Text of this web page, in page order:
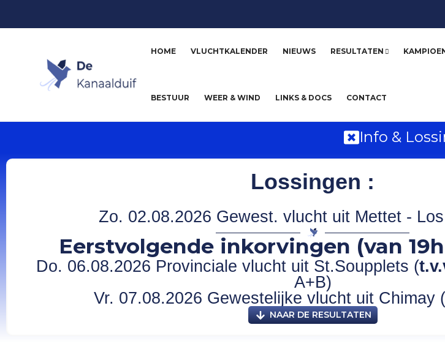
HOME VLUCHTKALENDER NIEUWS RESULTATEN
BESTUUR WEER & WIND LINKS & DOCS CONTACT
Info &
Lossingen :
Zo. 02.08.2026 Gewest. vlucht uit Mettet -
Eerstvolgende inkorvingen (van
Do. 06.08.2026 Provinciale vlucht uit St.Soupplets (
A+B)
Vr. 07.08.2026 Gewestelijke vlucht uit Chimay
NAAR DE RESULTATEN